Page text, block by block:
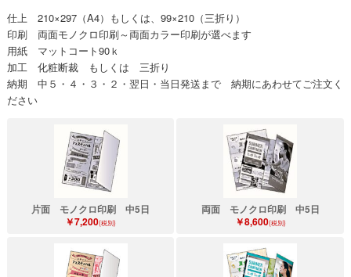
仕上 210×297（A4）もしくは、99×210（三折り）
印刷 両面モノクロ印刷～両面カラー印刷が選べます
用紙 マットコート90ｋ
加工 化粧断裁 もしくは 三折り
納期 中５・４・３・２・翌日・当日発送まで 納期にあわせてご注文く
ださい
片面 モノクロ印刷 中5日
￥7,200(税別)
両面 モノクロ印刷 中5日
￥8,600(税別)